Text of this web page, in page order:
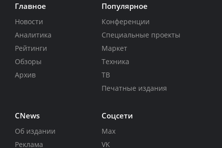
Главное
Новости
Аналитика
Рейтинги
Обзоры
Архив
Популярное
Конференции
Специальные проекты
Маркет
Техника
ТВ
Печатные издания
CNews
Об издании
Реклама
Соцсети
Max
VK